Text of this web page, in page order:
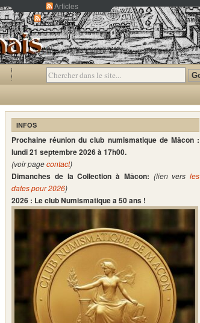
Articles
Commentaires
INFOS
Prochaine réunion du club numismatique de Mâcon :
lundi 21 septembre 2026 à 17h00.
(voir pagecontact)
Dimanches de la Collection à Mâcon: (lien vers les
dates pour 2026)
2026 : Le club Numismatique a 50 ans !